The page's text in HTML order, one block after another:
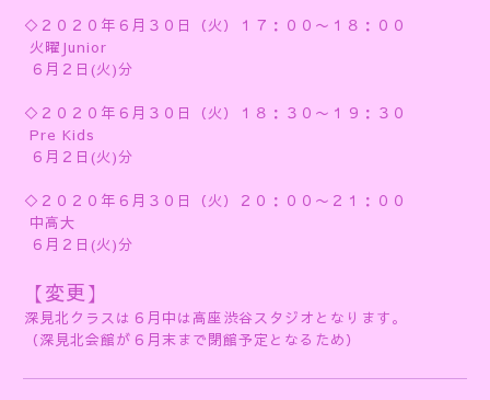
◇２０２０年６月３０日（火）１７：００〜１８：００
火曜Junior
６月２日(火)分
◇２０２０年６月３０日（火）１８：３０〜１９：３０
Pre Kids
６月２日(火)分
◇２０２０年６月３０日（火）２０：００〜２１：００
中高大
６月２日(火)分
【変更】
深見北クラスは６月中は高座渋谷スタジオとなります。
（深見北会館が６月末まで閉館予定となるため）